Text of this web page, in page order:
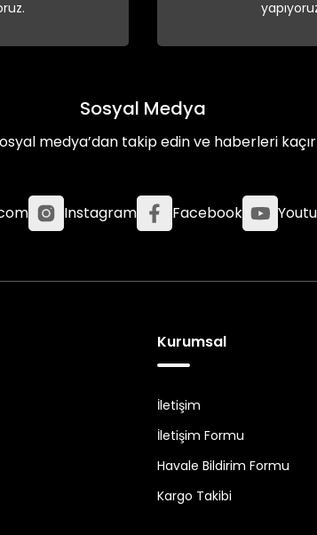
Sosyal Medya
medya’dan takip edin ve haberleri
Instagram Facebook
Kurumsal
İletişim
İletişim Formu
Havale Bildirim Formu
Kargo Takibi